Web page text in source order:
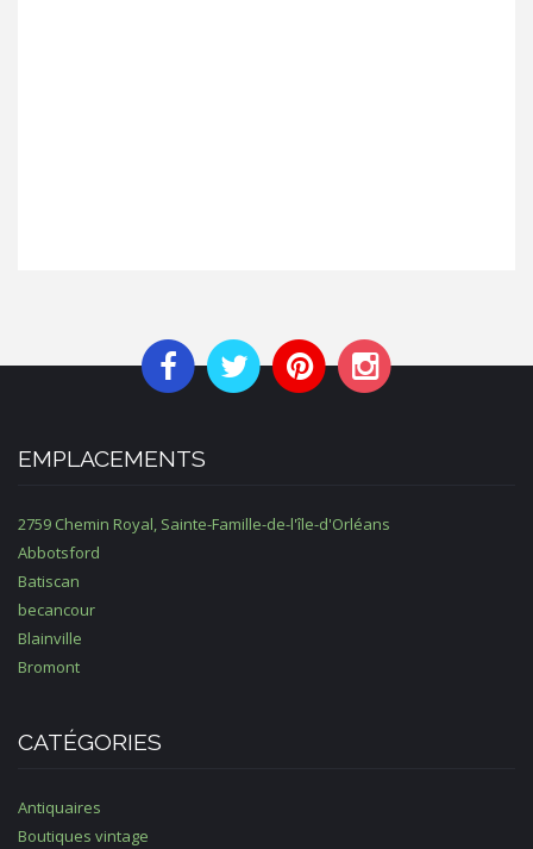
EMPLACEMENTS
2759 Chemin Royal, Sainte-Famille-de-l'île-d'Orléans
Abbotsford
Batiscan
becancour
Blainville
Bromont
CATÉGORIES
Antiquaires
Boutiques vintage